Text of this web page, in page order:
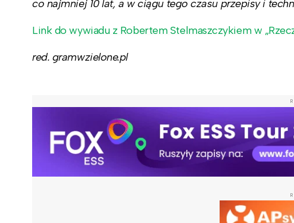
co najmniej 10 lat, a w ciągu tego czasu przepisy i
Link do wywiadu z Robertem Stelmaszczykiem w
red. gramwzielone.pl